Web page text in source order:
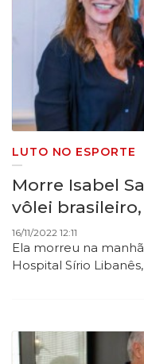
LUTO NO ESPORTE
Morre Isabel
vôlei
16/11/2022 12:11
Ela morreu na
Hospital Sírio